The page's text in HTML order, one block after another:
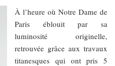
À l’heure où Notre Dame de
Paris éblouit par sa
luminosité originelle,
retrouvée grâce aux travaux
titanesques qui ont pris 5